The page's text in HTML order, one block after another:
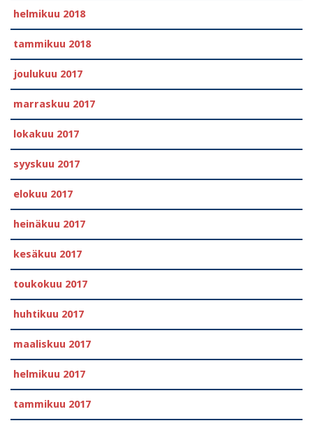
helmikuu 2018
tammikuu 2018
joulukuu 2017
marraskuu 2017
lokakuu 2017
syyskuu 2017
elokuu 2017
heinäkuu 2017
kesäkuu 2017
toukokuu 2017
huhtikuu 2017
maaliskuu 2017
helmikuu 2017
tammikuu 2017